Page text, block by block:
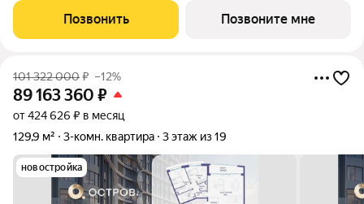
застройщика: общая площадь 104.92 м, жилая 40.30 м, кухня
45.80 м, 21-й этаж, жилой
Позвонить Позвоните мне
101 322 000₽ –12%
89 163 360 ₽
от 424 626 ₽ в месяц
129,9 м²
3-комн. квартира 3 этаж из 19
новостройка